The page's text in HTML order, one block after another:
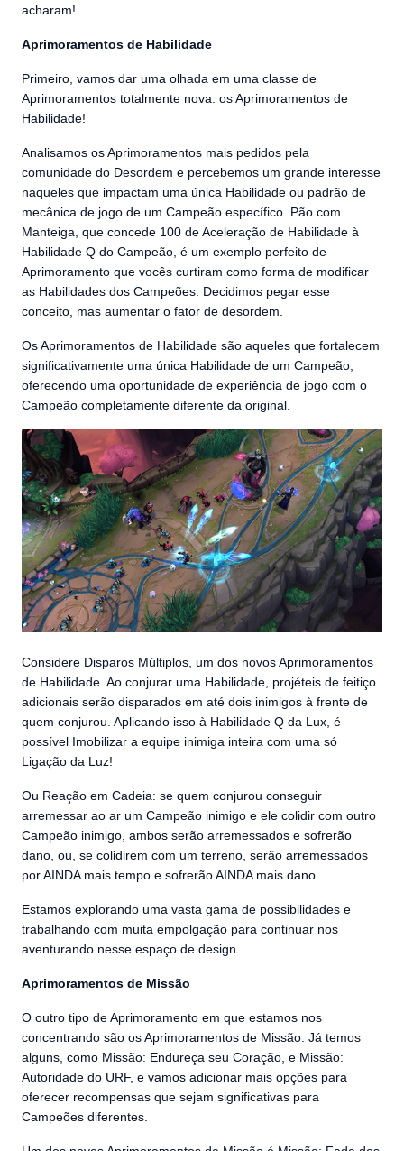
acharam!
Aprimoramentos de Habilidade
Primeiro, vamos dar uma olhada em uma classe de
Aprimoramentos totalmente nova: os Aprimoramentos de
Habilidade!
Analisamos os Aprimoramentos mais pedidos pela
comunidade do Desordem e percebemos um grande interesse
naqueles que impactam uma única Habilidade ou padrão de
mecânica de jogo de um Campeão específico. Pão com
Manteiga, que concede 100 de Aceleração de Habilidade à
Habilidade Q do Campeão, é um exemplo perfeito de
Aprimoramento que vocês curtiram como forma de modificar
as Habilidades dos Campeões. Decidimos pegar esse
conceito, mas aumentar o fator de desordem.
Os Aprimoramentos de Habilidade são aqueles que fortalecem
significativamente uma única Habilidade de um Campeão,
oferecendo uma oportunidade de experiência de jogo com o
Campeão completamente diferente da original.
Considere Disparos Múltiplos, um dos novos Aprimoramentos
de Habilidade. Ao conjurar uma Habilidade, projéteis de feitiço
adicionais serão disparados em até dois inimigos à frente de
quem conjurou. Aplicando isso à Habilidade Q da Lux, é
possível Imobilizar a equipe inimiga inteira com uma só
Ligação da Luz!
Ou Reação em Cadeia: se quem conjurou conseguir
arremessar ao ar um Campeão inimigo e ele colidir com outro
Campeão inimigo, ambos serão arremessados e sofrerão
dano, ou, se colidirem com um terreno, serão arremessados
por AINDA mais tempo e sofrerão AINDA mais dano.
Estamos explorando uma vasta gama de possibilidades e
trabalhando com muita empolgação para continuar nos
aventurando nesse espaço de design.
Aprimoramentos de Missão
O outro tipo de Aprimoramento em que estamos nos
concentrando são os Aprimoramentos de Missão. Já temos
alguns, como Missão: Endureça seu Coração, e Missão:
Autoridade do URF, e vamos adicionar mais opções para
oferecer recompensas que sejam significativas para
Campeões diferentes.